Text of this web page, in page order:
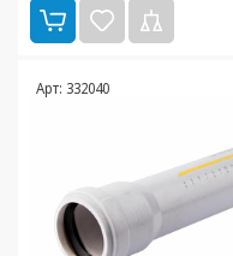
Арт: 332040